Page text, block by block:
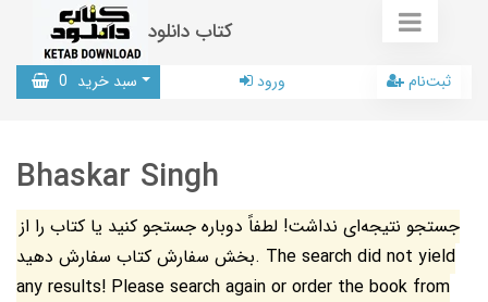
کتاب دانلود
سبد خرید 0 ورود ثبت‌نام
Bhaskar Singh
جستجو نتیجه‌ای نداشت! لطفاً دوباره جستجو کنید یا کتاب را از
بخش سفارش کتاب سفارش دهید. The search did not yield
any results! Please search again or order the book from